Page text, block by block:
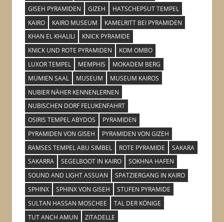
GISEH PYRAMIDEN
GIZEH
HATSCHEPSUT TEMPEL
KAIRO
KAIRO MUSEUM
KAMELRITT BEI PYRAMIDEN
KHAN EL KHALILI
KNICK PYRAMIDE
KNICK UND ROTE PYRAMIDEN
KOM OMBO
LUXOR TEMPEL
MEMPHIS
MOKADEM BERG
MUMIEN SAAL
MUSEUM
MUSEUM KAIROS
NUBIER NÄHER KENNENLERNEN
NUBISCHEN DORF FELUKENFAHRT
OSIRIS TEMPEL ABYDOS
PYRAMIDEN
PYRAMIDEN VON GISEH
PYRAMIDEN VON GIZEH
RAMSES TEMPEL ABU SIMBEL
ROTE PYRAMIDE
SAKARA
SAKARRA
SEGELBOOT IN KAIRO
SOKHNA HAFEN
SOUND AND LIGHT ASSUAN
SPATZIERGANG IN KAIRO
SPHINX
SPHINX VON GISEH
STUFEN PYRAMIDE
SULTAN HASSAN MOSCHEE
TAL DER KÖNIGE
TUT ANCH AMUN
ZITADELLE